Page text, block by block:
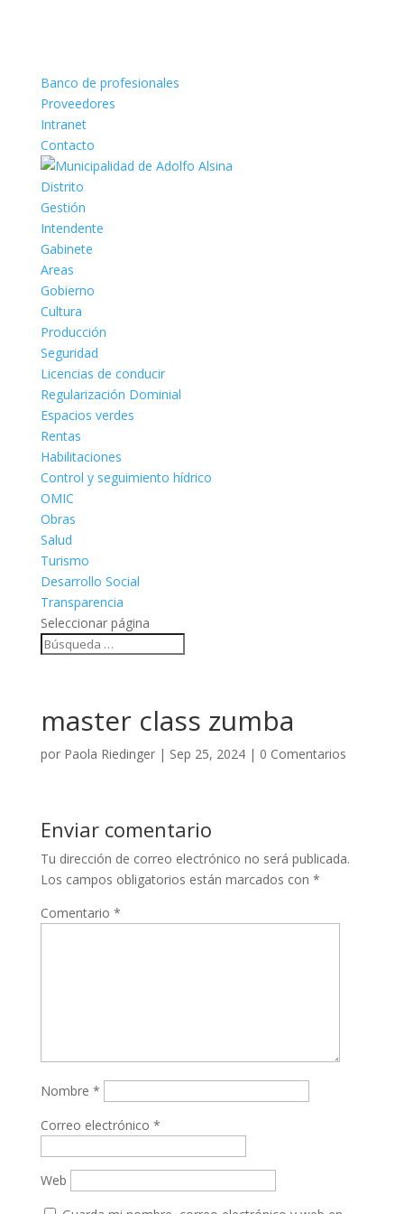
Banco de profesionales
Proveedores
Intranet
Contacto
Distrito
Gestión
Intendente
Gabinete
Areas
Gobierno
Cultura
Producción
Seguridad
Licencias de conducir
Regularización Dominial
Espacios verdes
Rentas
Habilitaciones
Control y seguimiento hídrico
OMIC
Obras
Salud
Turismo
Desarrollo Social
Transparencia
Seleccionar página
master class zumba
por Paola Riedinger| Sep 25, 2024| 0 Comentarios
Enviar comentario
Tu dirección de correo electrónico no será publicada.
Los campos obligatorios están marcados con *
Comentario *
Nombre *
Correo electrónico *
Web